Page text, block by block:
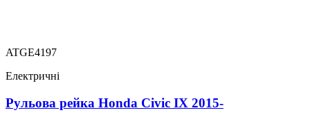
ATGE4197
Електричні
Рульова рейка Honda Civic IX 2015-